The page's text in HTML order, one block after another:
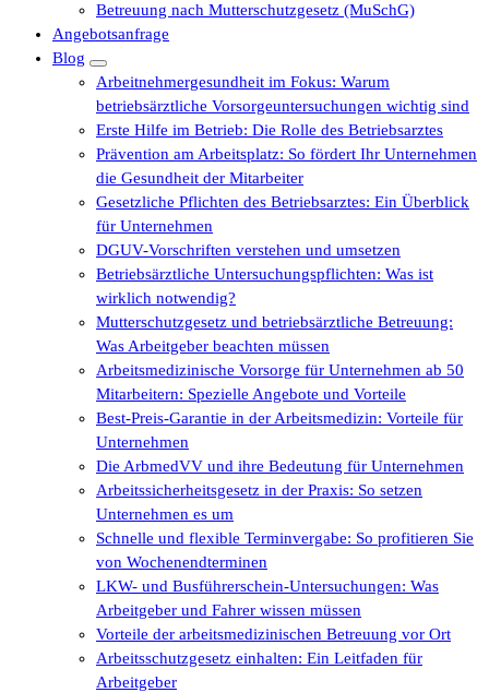
Betreuung nach Mutterschutzgesetz (MuSchG)
Angebotsanfrage
Blog
Arbeitnehmergesundheit im Fokus: Warum
betriebsärztliche Vorsorgeuntersuchungen wichtig sind
Erste Hilfe im Betrieb: Die Rolle des Betriebsarztes
Prävention am Arbeitsplatz: So fördert Ihr Unternehmen
die Gesundheit der Mitarbeiter
Gesetzliche Pflichten des Betriebsarztes: Ein Überblick
für Unternehmen
DGUV-Vorschriften verstehen und umsetzen
Betriebsärztliche Untersuchungspflichten: Was ist
wirklich notwendig?
Mutterschutzgesetz und betriebsärztliche Betreuung:
Was Arbeitgeber beachten müssen
Arbeitsmedizinische Vorsorge für Unternehmen ab 50
Mitarbeitern: Spezielle Angebote und Vorteile
Best-Preis-Garantie in der Arbeitsmedizin: Vorteile für
Unternehmen
Die ArbmedVV und ihre Bedeutung für Unternehmen
Arbeitssicherheitsgesetz in der Praxis: So setzen
Unternehmen es um
Schnelle und flexible Terminvergabe: So profitieren Sie
von Wochenendterminen
LKW- und Busführerschein-Untersuchungen: Was
Arbeitgeber und Fahrer wissen müssen
Vorteile der arbeitsmedizinischen Betreuung vor Ort
Arbeitsschutzgesetz einhalten: Ein Leitfaden für
Arbeitgeber